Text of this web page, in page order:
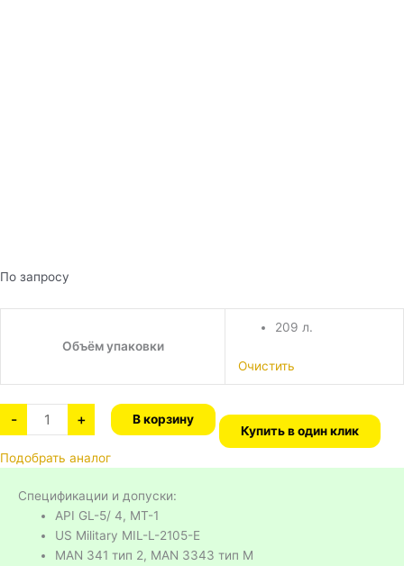
По запросу
Объём упаковки
209 л.
Очистить
- +
В корзину
Купить в один клик
Подобрать аналог
Спецификации и допуски:
API GL-5/ 4, MT-1
US Military MIL-L-2105-E
MAN 341 тип 2, MAN 3343 тип M